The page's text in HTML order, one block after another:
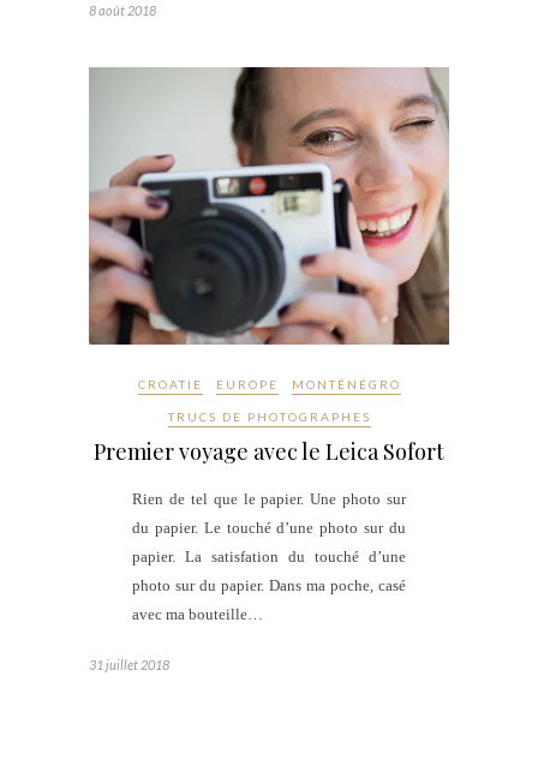
8 août 2018
CROATIE EUROPE MONTÉNÉGRO
TRUCS DE PHOTOGRAPHES
Premier voyage avec le Leica Sofort
Rien de tel que le papier. Une photo sur
du papier. Le touché d’une photo sur du
papier. La satisfation du touché d’une
photo sur du papier. Dans ma poche, casé
avec ma bouteille…
31 juillet 2018